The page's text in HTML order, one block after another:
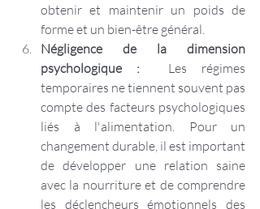
obtenir et maintenir un poids de
forme et un bien-être général.
Négligence de la dimension
psychologique : Les régimes
temporaires ne tiennent souvent pas
compte des facteurs psychologiques
liés à l'alimentation. Pour un
changement durable, il est important
de développer une relation saine
avec la nourriture et de comprendre
les déclencheurs émotionnels des